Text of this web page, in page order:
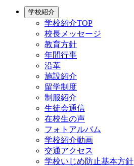
学校紹介
学校紹介TOP
校長メッセージ
教育方針
年間行事
沿革
施設紹介
留学制度
制服紹介
生徒会通信
在校生の声
フォトアルバム
学校紹介動画
交通アクセス
学校いじめ防止基本方針